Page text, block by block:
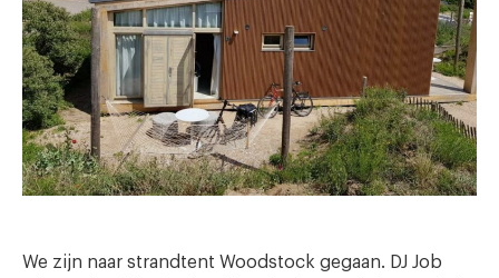
We zijn naar strandtent Woodstock gegaan. DJ Job